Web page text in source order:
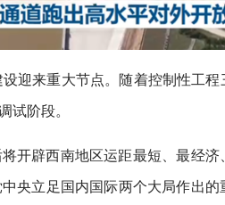
迎来重大节点。随着控制性工
阶段。
开辟西南地区运距最短、最经
央立足国内国际两个大局作出